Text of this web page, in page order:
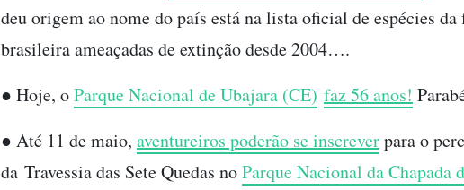
deu origem ao nome do país está na lista oficial de espécies da
brasileira ameaçadas de extinção desde 2004….
● Hoje, oParque Nacional de Ubajara (CE) faz 56 anos!
● Até 11 de maio, aventureiros poderão se inscreverpara o
da Travessia das Sete Quedas noParque Nacional da Chapada